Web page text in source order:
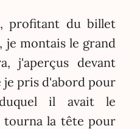
profitant du billet
montais le grand
j'aperçus devant
je pris d'abord pour
il avait le
tourna la tête pour